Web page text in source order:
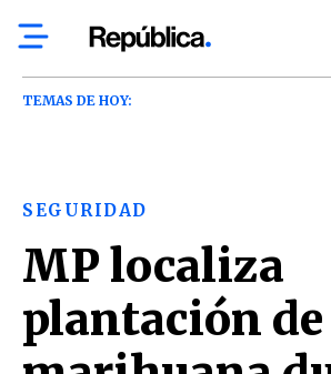
TEMAS DE HOY:
SEGURIDAD
MP localiza
plantación de